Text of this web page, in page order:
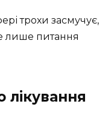
трохи засмучує,
лише питання
лікування